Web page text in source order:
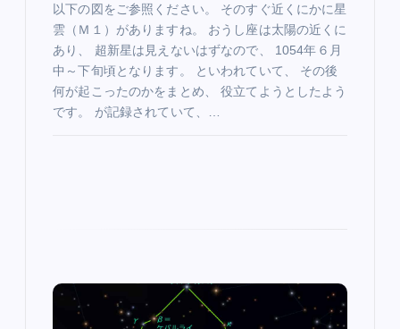
以下の図をご参照ください。 そのすぐ近くにかに星
雲（Ｍ１）がありますね。 おうし座は太陽の近くに
あり、 超新星は見えないはずなので、 1054年６月
中～下旬頃となります。 といわれていて、 その後
何が起こったのかをまとめ、 役立てようとしたよう
です。 が記録されていて、…